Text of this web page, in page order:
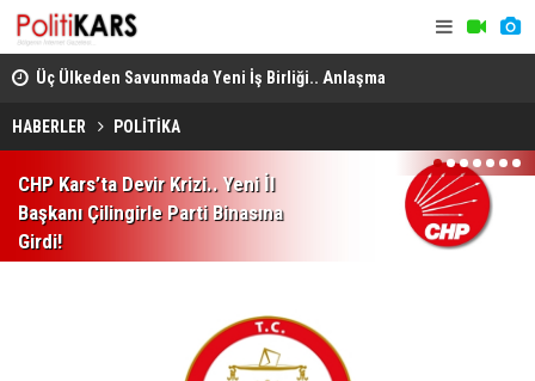
Mekke'de Düzenlenen Zirvede İmzalandı!
Konya’da Asker Eğlencesinde Bıçakla Kavga: 1 Ölü
HABERLER POLİTİKA
CHP Kars’ta Devir Krizi.. Yeni İl
Başkanı Çilingirle Parti Binasına
Girdi!
1 2 3 4 5 6 7